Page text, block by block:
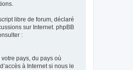
libre de forum, déclaré
sur Internet. phpBB
:
pays, du pays où
à Internet si nous le